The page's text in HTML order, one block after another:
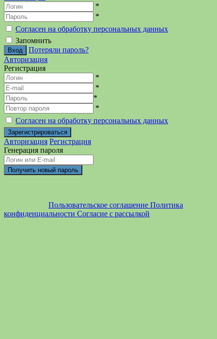
*
*
Согласен на обработку персональных данных
Запомнить
Потеряли пароль?
Авторизация
Регистрация
*
*
*
*
Согласен на обработку персональных данных
Авторизация Регистрация
Генерация пароля
Пользовательское соглашение Политика
конфиденциальности Согласие с рассылкой